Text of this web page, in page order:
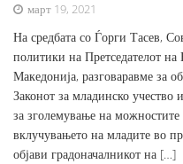
март 19, 2021
На средбата со Ѓорги Тасев,
политики на Претседателот
Македонија, разговаравме за
Законот за младинско
за зголемување на
вклучувањето на младите во
објави градоначалникот на […]